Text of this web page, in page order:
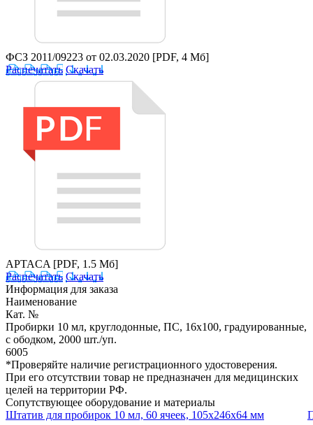
ФСЗ 2011/09223 от 02.03.2020 [PDF, 4 Мб]
Распечатать Скачать
APTACA [PDF, 1.5 Мб]
Распечатать Скачать
Информация для заказа
Наименование
Кат. №
Пробирки 10 мл, круглодонные, ПС, 16х100, градуированные,
с ободком, 2000 шт./уп.
6005
*Проверяйте наличие регистрационного удостоверения.
При его отсутствии товар не предназначен для медицинских
целей на территории РФ.
Сопутствующее оборудование и материалы
Штатив для пробирок 10 мл, 60 ячеек, 105x246x64 мм